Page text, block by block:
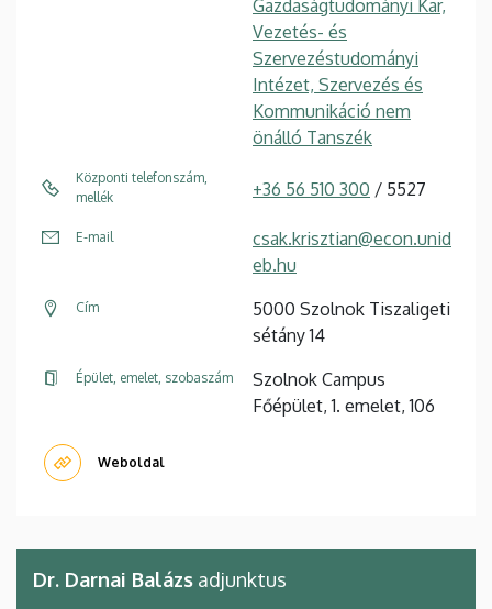
Gazdaságtudományi Kar,
Vezetés- és
Szervezéstudományi
Intézet, Szervezés és
Kommunikáció nem
önálló Tanszék
Központi telefonszám,
mellék
+36 56 510 300 / 5527
E-mail
csak.krisztian@econ.unid
eb.hu
Cím
5000 Szolnok Tiszaligeti
sétány 14
Épület, emelet, szobaszám
Szolnok Campus
Főépület, 1. emelet, 106
Weboldal
Dr. Darnai Balázs adjunktus